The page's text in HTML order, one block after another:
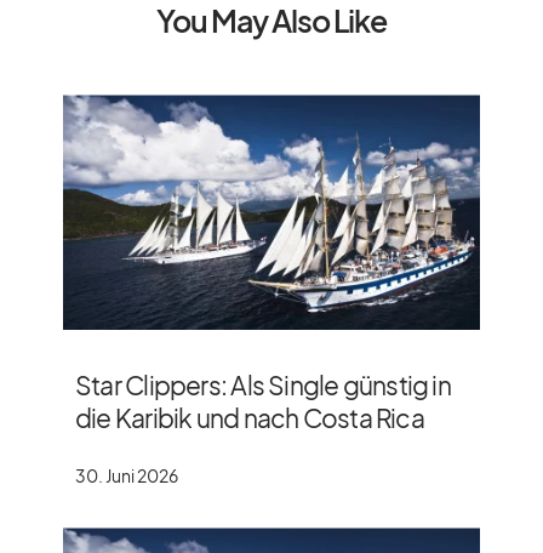
You May Also Like
Star Clippers: Als Single günstig in
die Karibik und nach Costa Rica
30. Juni 2026